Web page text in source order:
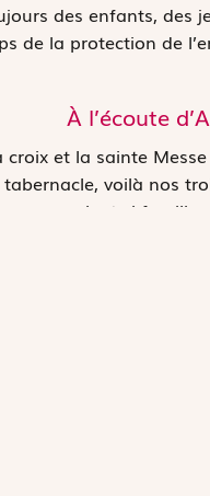
des enfants, des
de la protection de
À l’écoute
et la sainte
voilà nos
vous soient si